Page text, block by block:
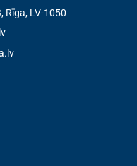
Rīga, LV-1050